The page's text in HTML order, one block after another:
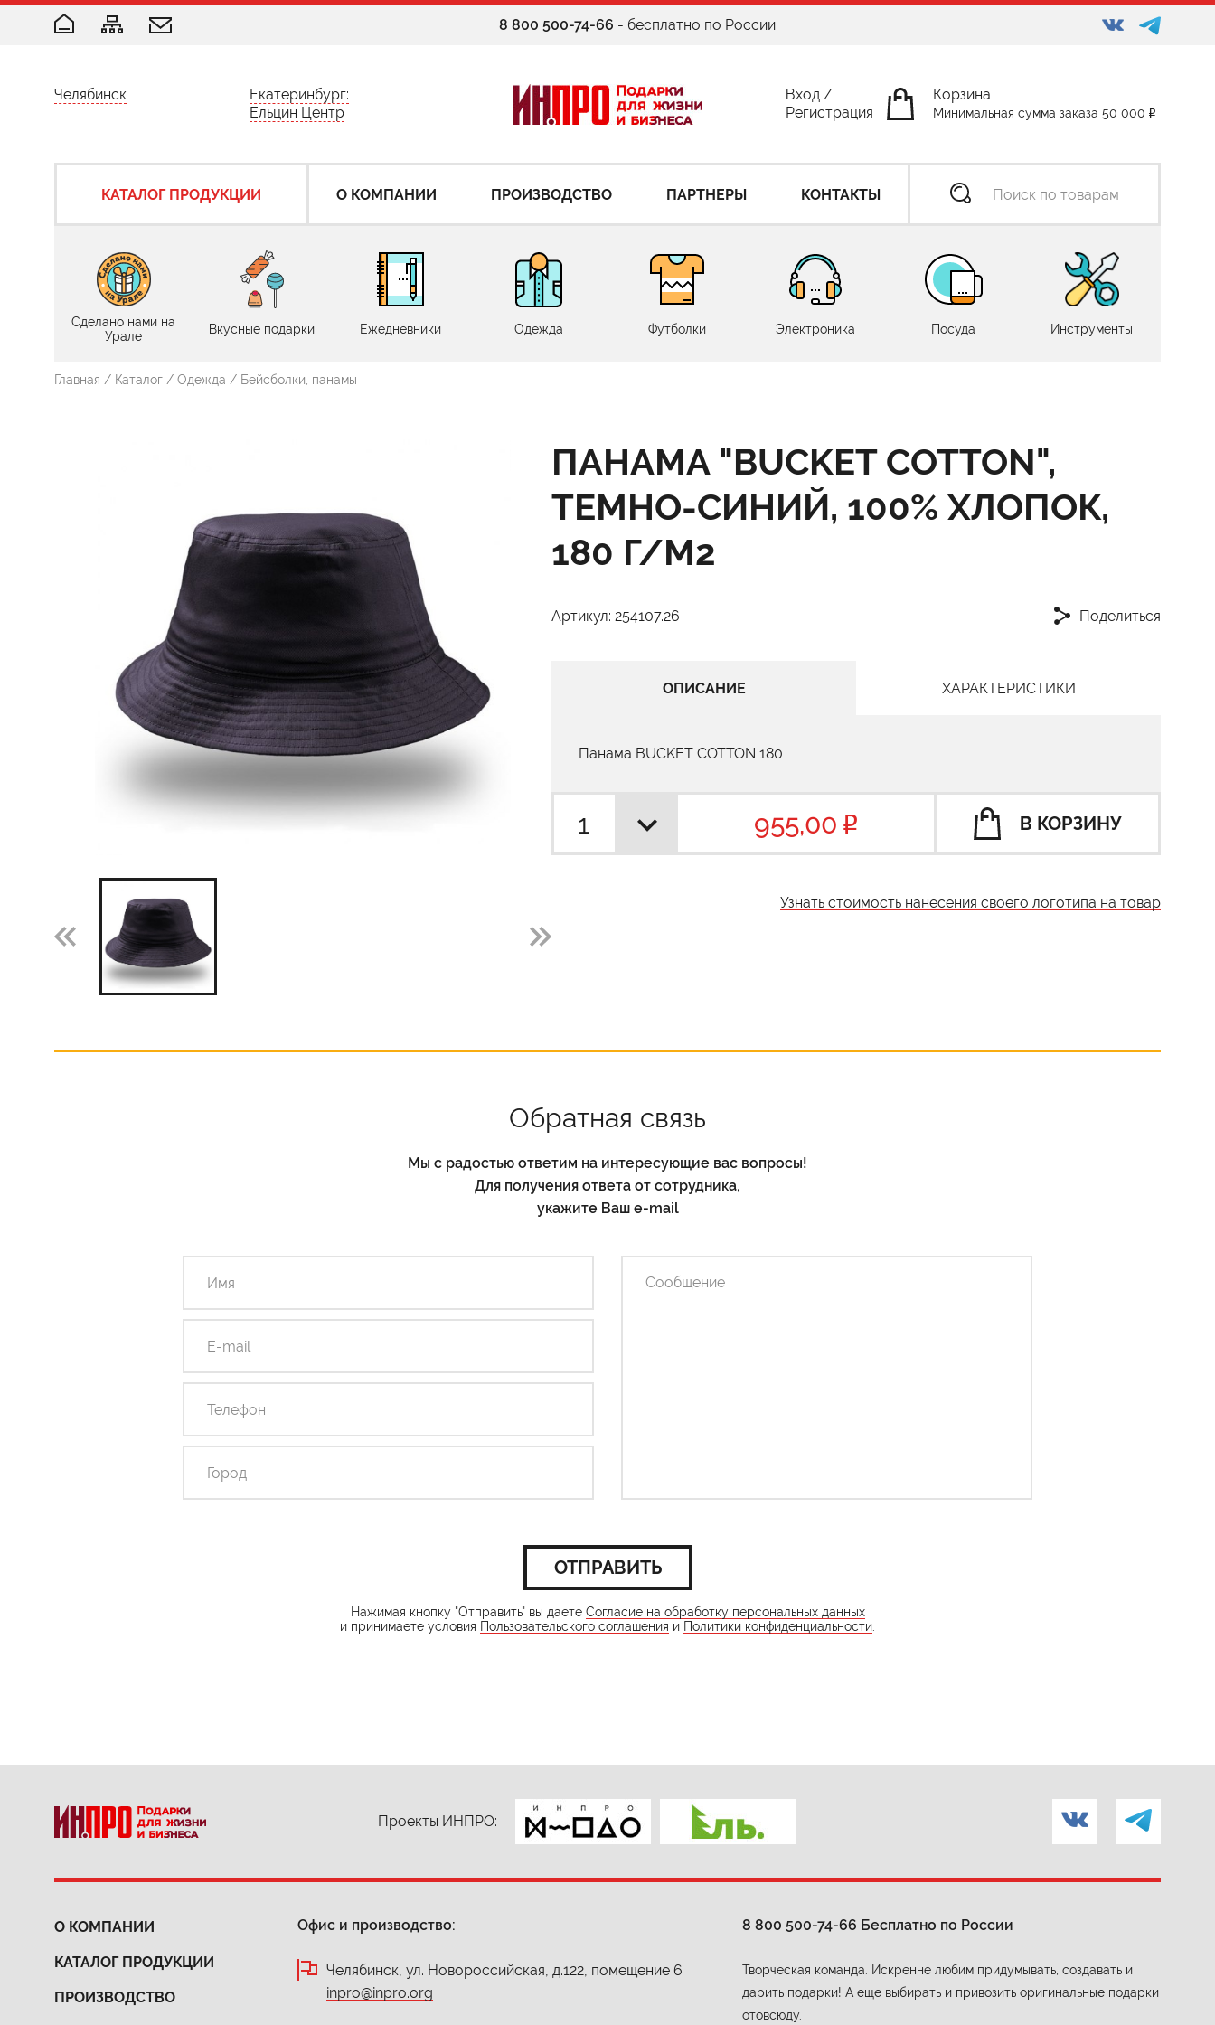
8 800 500-74-66 - бесплатно по России
Челябинск
Екатеринбург:
Ельцин Центр
Вход /
Регистрация
Корзина
Минимальная сумма заказа 50 000
КАТАЛОГ ПРОДУКЦИИ О КОМПАНИИ ПРОИЗВОДСТВО ПАРТНЕРЫ КОНТАКТЫ
Сделано нами на
Урале
Вкусные подарки Ежедневники Одежда Футболки Электроника Посуда Инструменты
Главная / Каталог / Одежда / Бейсболки, панамы
ПАНАМА "BUCKET COTTON",
ТЕМНО-СИНИЙ, 100% ХЛОПОК,
180 Г/М2
Артикул: 254107.26 Поделиться
ОПИСАНИЕ ХАРАКТЕРИСТИКИ
Панама BUCKET COTTON 180
955,00 В КОРЗИНУ
Узнать стоимость нанесения своего логотипа на товар
Обратная связь
Мы с радостью ответим на интересующие вас вопросы!
Для получения ответа от сотрудника,
укажите Ваш e-mail
ОТПРАВИТЬ
Нажимая кнопку "Отправить" вы даете Согласие на обработку персональных данных
и принимаете условия Пользовательского соглашения и Политики конфиденциальности
Проекты ИНПРО:
О КОМПАНИИ
КАТАЛОГ ПРОДУКЦИИ
ПРОИЗВОДСТВО
Офис и производство:
Челябинск, ул. Новороссийская, д.122, помещение 6
inpro@inpro.org
8 800 500-74-66 Бесплатно по России
Творческая команда. Искренне любим придумывать, создавать и
дарить подарки! А еще выбирать и привозить оригинальные подарки
отовсюду.